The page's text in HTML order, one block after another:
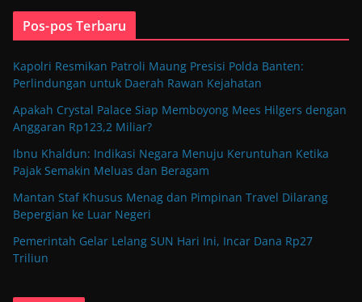
Pos-pos Terbaru
Kapolri Resmikan Patroli Maung Presisi Polda Banten:
Perlindungan untuk Daerah Rawan Kejahatan
Apakah Crystal Palace Siap Memboyong Mees Hilgers dengan
Anggaran Rp123,2 Miliar?
Ibnu Khaldun: Indikasi Negara Menuju Keruntuhan Ketika
Pajak Semakin Meluas dan Beragam
Mantan Staf Khusus Menag dan Pimpinan Travel Dilarang
Bepergian ke Luar Negeri
Pemerintah Gelar Lelang SUN Hari Ini, Incar Dana Rp27
Triliun